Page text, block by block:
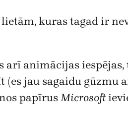
kuras tagad ir
animācijas iespējas,
jau sagaidu gūzmu
papīrusMicrosoft